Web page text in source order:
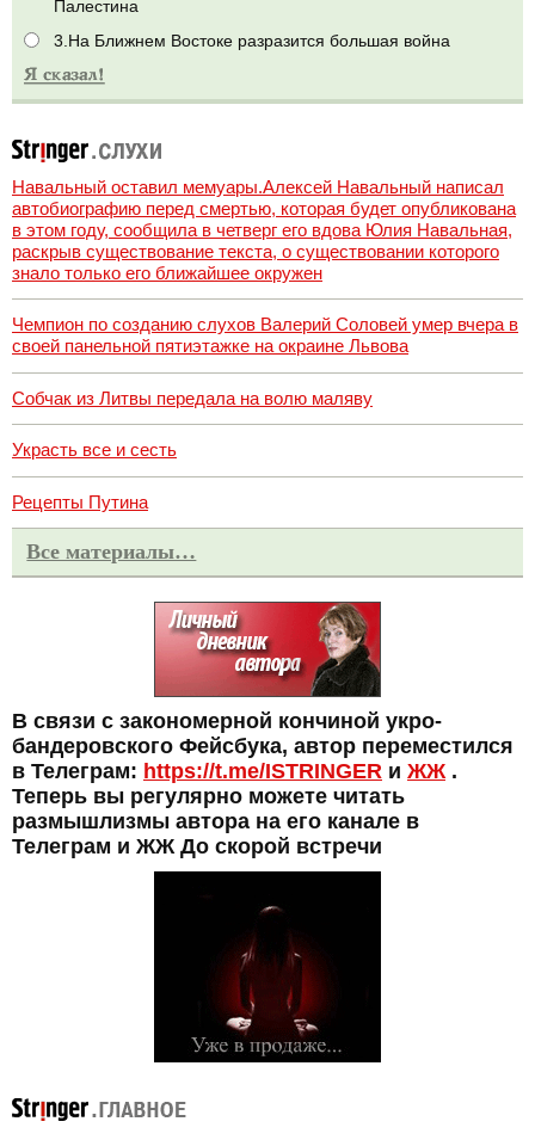
Палестина
3.На Ближнем Востоке разразится большая война
Навальный оставил мемуары.Алексей Навальный написал
автобиографию перед смертью, которая будет опубликована
в этом году, сообщила в четверг его вдова Юлия Навальная,
раскрыв существование текста, о существовании которого
знало только его ближайшее окружен
Чемпион по созданию слухов Валерий Соловей умер вчера в
своей панельной пятиэтажке на окраине Львова
Собчак из Литвы передала на волю маляву
Украсть все и сесть
Рецепты Путина
Все материалы…
В связи с закономерной кончиной укро-
бандеровского Фейсбука, автор переместился
в Телеграм: https://t.me/ISTRINGER и ЖЖ.
Теперь вы регулярно можете читать
размышлизмы автора на его канале в
Телеграм и ЖЖ До скорой встречи